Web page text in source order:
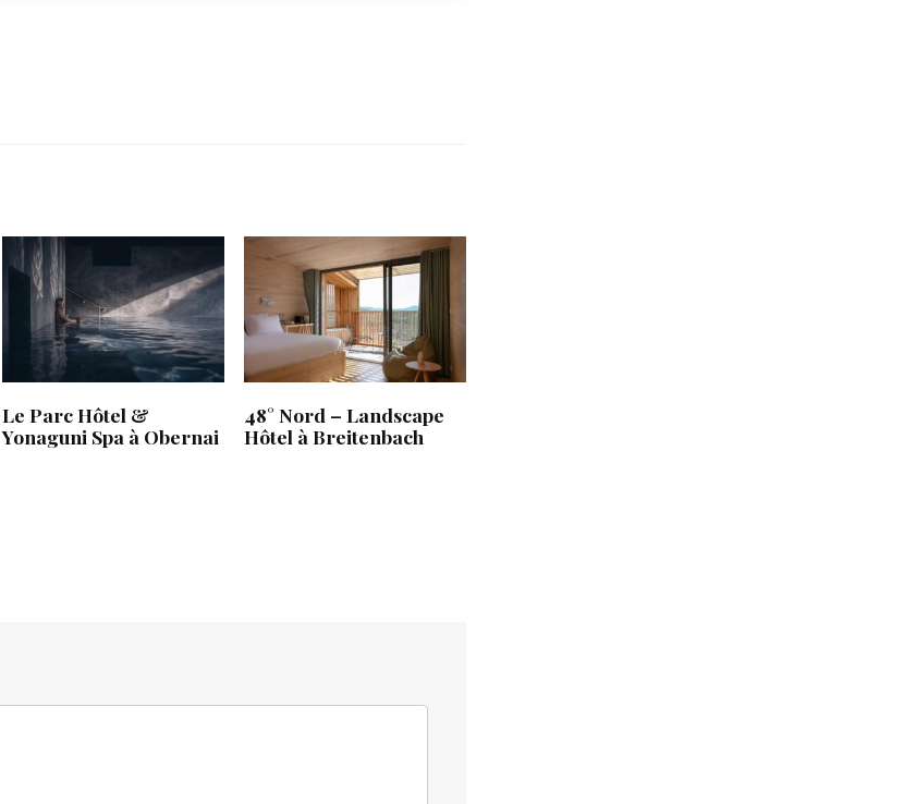
Le Parc Hôtel &
Yonaguni Spa à Obernai
48° Nord – Landscape
Hôtel à Breitenbach